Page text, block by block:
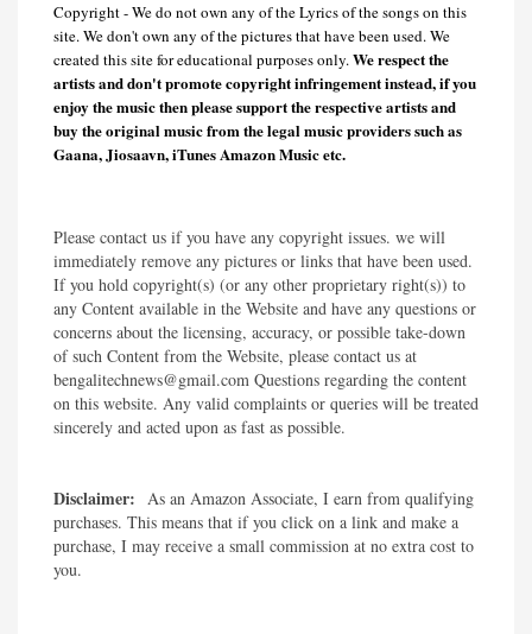
Copyright - We do not own any of the Lyrics of the songs on this
site. We don't own any of the pictures that have been used. We
created this site for educational purposes only.We respect the
artists and don't promote copyright infringement instead, if you
enjoy the music then please support the respective artists and
buy the original music from the legal music providers such as
Gaana, Jiosaavn, iTunes Amazon Music etc.
Please contact us if you have any copyright issues. we will
immediately remove any pictures or links that have been used.
If you hold copyright(s) (or any other proprietary right(s)) to
any Content available in the Website and have any questions or
concerns about the licensing, accuracy, or possible take-down
of such Content from the Website, please contact us at
bengalitechnews@gmail.com Questions regarding the content
on this website. Any valid complaints or queries will be treated
sincerely and acted upon as fast as possible.​
Disclaimer: As an Amazon Associate, I earn from qualifying
purchases. This means that if you click on a link and make a
purchase, I may receive a small commission at no extra cost to
you.